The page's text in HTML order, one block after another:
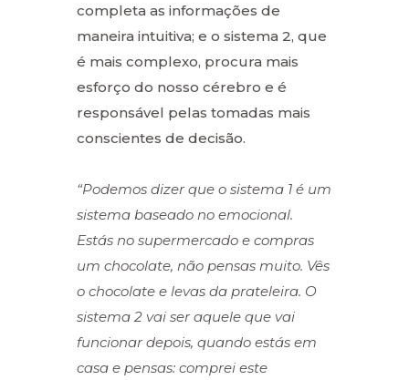
completa as informações de
maneira intuitiva; e o sistema 2, que
é mais complexo, procura mais
esforço do nosso cérebro e é
responsável pelas tomadas mais
conscientes de decisão.
“Podemos dizer que o sistema 1 é um
sistema baseado no emocional.
Estás no supermercado e compras
um chocolate, não pensas muito. Vês
o chocolate e levas da prateleira. O
sistema 2 vai ser aquele que vai
funcionar depois, quando estás em
casa e pensas: comprei este